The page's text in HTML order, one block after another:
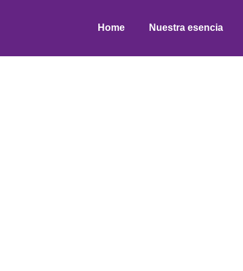
Home Nuestra esencia